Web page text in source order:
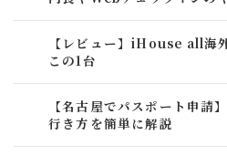
【レビュー】iHouse all海
この1台
【名古屋でパスポート申請
行き方を簡単に解説